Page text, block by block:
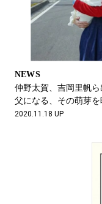
NEWS
仲野太賀、吉岡里帆
父になる、その萌芽を
2020.11.18 UP